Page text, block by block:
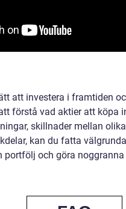
att investera i framtiden
förstå vad aktier att köpa
skillnader mellan
kan du fatta
portfölj och göra